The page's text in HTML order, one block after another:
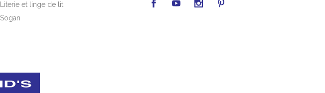
Literie et linge de lit
Sogan